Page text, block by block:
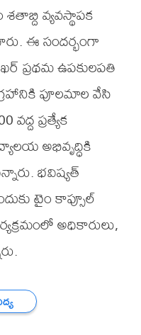
వ్యవస్థాపక
ఈ సందర్భంగా
ప్రథమ ఉపకులపతి
పూలమాల వేసి
ప్రత్యేక
అభివృద్ధికి
భవిష్యత్
టైం కాప్సూల్
అధికారులు,